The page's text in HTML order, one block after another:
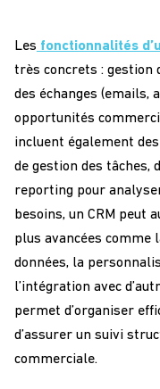
Les fonctionnalités
très concrets : gestion
des échanges (emails,
opportunités
incluent également
de gestion des tâches,
reporting pour
besoins, un CRM peut
plus avancées comme
données, la
l’intégration avec
permet d’organiser
d’assurer un suivi
commerciale.